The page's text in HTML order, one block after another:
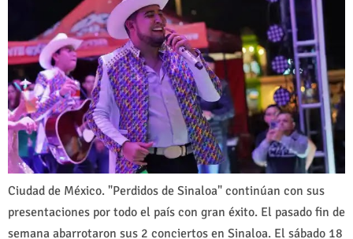
Ciudad de México. "Perdidos de Sinaloa" continúan con sus
presentaciones por todo el país con gran éxito. El pasado fin de
semana abarrotaron sus 2 conciertos en Sinaloa. El sábado 18